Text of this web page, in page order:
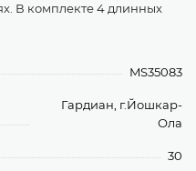
В комплекте 4 длинных
MS35083
Гардиан, г.Йошкар-
Ола
30